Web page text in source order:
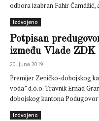
odbora izabran Fahir Čamdžić,
Izdvojeno
Potpisan
između Vlade ZDK
20. Juna 2019.
Premijer Zeničko-dobojskog
voda” d.o.o. Travnik Ernad
dobojskog kantona Podugovor
Izdvojeno